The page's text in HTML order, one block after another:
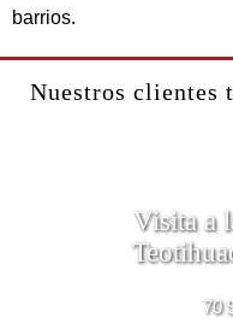
barrios.
Nuestros clientes
Visita a
70